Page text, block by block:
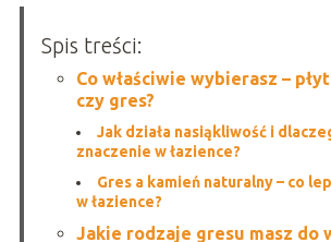
Spis treści:
Co właściwie wybierasz –
czy gres?
Jak działa nasiąkliwość i
znaczenie w łazience?
Gres a kamień naturalny – co
w łazience?
Jakie rodzaje gresu masz do